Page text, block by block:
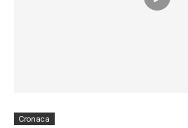
Cronaca